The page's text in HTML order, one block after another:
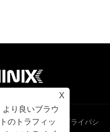
X
り良いブラウ
のトラフィッ
XML プライバシ